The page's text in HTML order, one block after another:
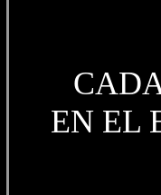
EN EL